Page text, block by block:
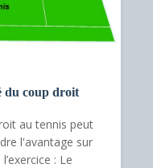
du coup droit
au tennis peut
l'avantage sur
: Le